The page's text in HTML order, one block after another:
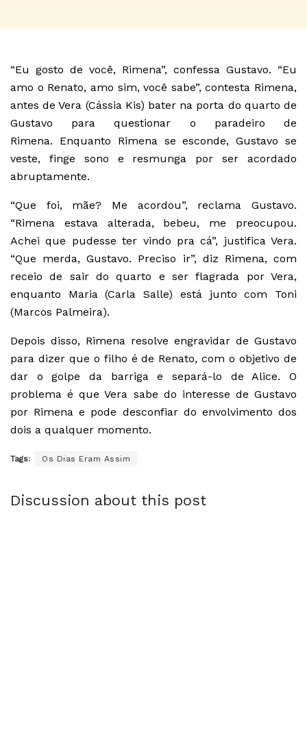
“Eu gosto de você, Rimena”, confessa Gustavo. “Eu
amo o Renato, amo sim, você sabe”, contesta Rimena,
antes de Vera (Cássia Kis) bater na porta do quarto de
Gustavo para questionar o paradeiro de
Rimena. Enquanto Rimena se esconde, Gustavo se
veste, finge sono e resmunga por ser acordado
abruptamente.
“Que foi, mãe? Me acordou”, reclama Gustavo.
“Rimena estava alterada, bebeu, me preocupou.
Achei que pudesse ter vindo pra cá”, justifica Vera.
“Que merda, Gustavo. Preciso ir”, diz Rimena, com
receio de sair do quarto e ser flagrada por Vera,
enquanto Maria (Carla Salle) está junto com Toni
(Marcos Palmeira).
Depois disso, Rimena resolve engravidar de Gustavo
para dizer que o filho é de Renato, com o objetivo de
dar o golpe da barriga e separá-lo de Alice. O
problema é que Vera sabe do interesse de Gustavo
por Rimena e pode desconfiar do envolvimento dos
dois a qualquer momento.
Tags: Os Dias Eram Assim
Discussion about this post